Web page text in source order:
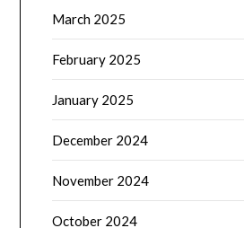
March 2025
February 2025
January 2025
December 2024
November 2024
October 2024